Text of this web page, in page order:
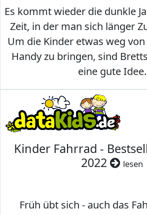
Es kommt wieder die dunkle
Zeit, in der man sich länger
Um die Kinder etwas weg
Handy zu bringen, sind
eine gute Idee.
Kinder Fahrrad -
2022
lesen
Früh übt sich - auch das